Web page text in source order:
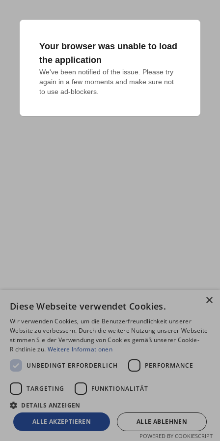
Your browser was unable to load
the application
We've been notified of the issue. Please try
again in a few moments and make sure not
to use ad-blockers.
×
Diese Webseite verwendet Cookies.
Wir verwenden Cookies, um die Benutzerfreundlichkeit unserer
Website zu verbessern. Durch die weitere Nutzung unserer Webseite
stimmen Sie der Verwendung von Cookies gemäß unserer Cookie-
Richtlinie zu. Weitere Informationen
UNBEDINGT ERFORDERLICH
PERFORMANCE
TARGETING FUNKTIONALITÄT
DETAILS ANZEIGEN
ALLE AKZEPTIEREN
ALLE ABLEHNEN
POWERED BY COOKIESCRIPT